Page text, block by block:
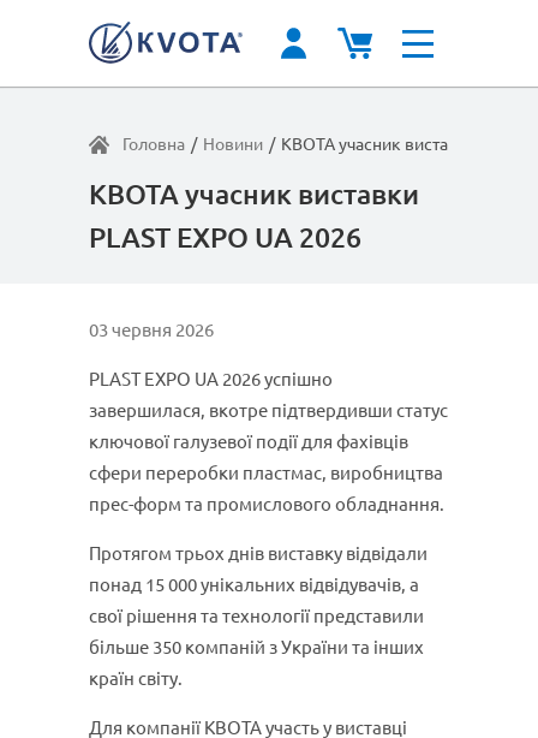
Головна / Новини / КВОТА учасник виставки PLAST
КВОТА учасник виставки
PLAST EXPO UA 2026
03 червня 2026
PLAST EXPO UA 2026 успішно
завершилася, вкотре підтвердивши статус
ключової галузевої події для фахівців
сфери переробки пластмас, виробництва
прес-форм та промислового обладнання.
Протягом трьох днів виставку відвідали
понад 15 000 унікальних відвідувачів, а
свої рішення та технології представили
більше 350 компаній з України та інших
країн світу.
Для компанії КВОТА участь у виставці